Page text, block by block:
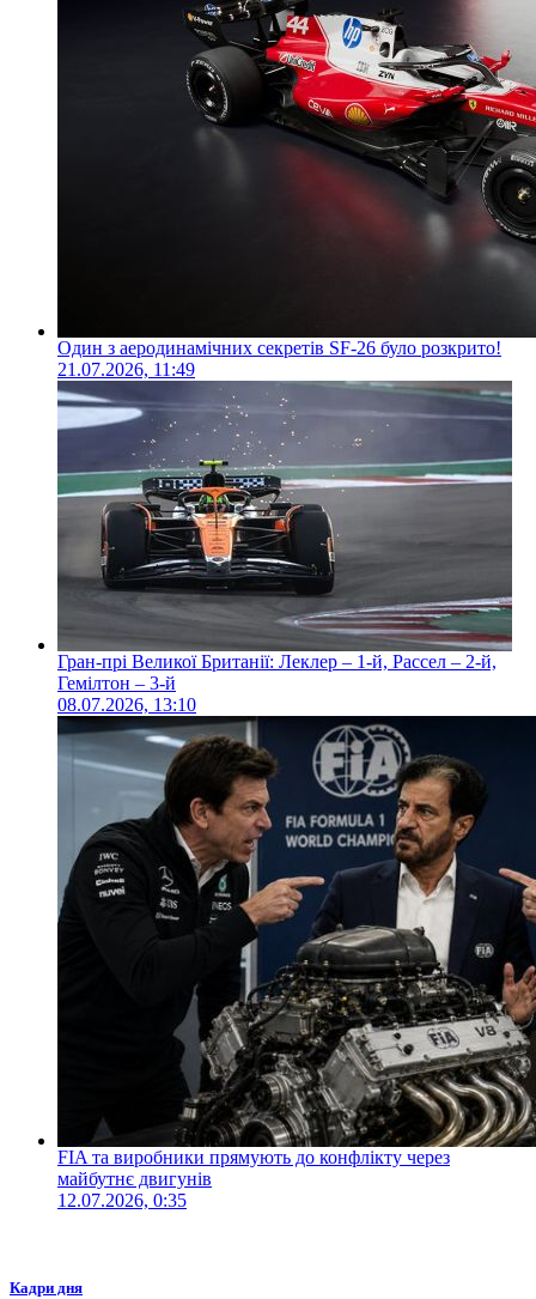
Один з аеродинамічних секретів SF-26 було розкрито!
21.07.2026, 11:49
Гран-прі Великої Британії: Леклер – 1-й, Рассел – 2-й,
Гемілтон – 3-й
08.07.2026, 13:10
FIA та виробники прямують до конфлікту через
майбутнє двигунів
12.07.2026, 0:35
Кадри дня